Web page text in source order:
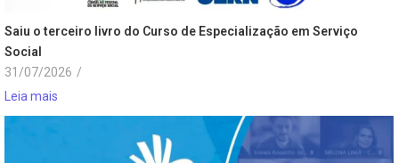
Saiu o terceiro livro do Curso de Especialização em Serviço
Social
31/07/2026 /
Leia mais